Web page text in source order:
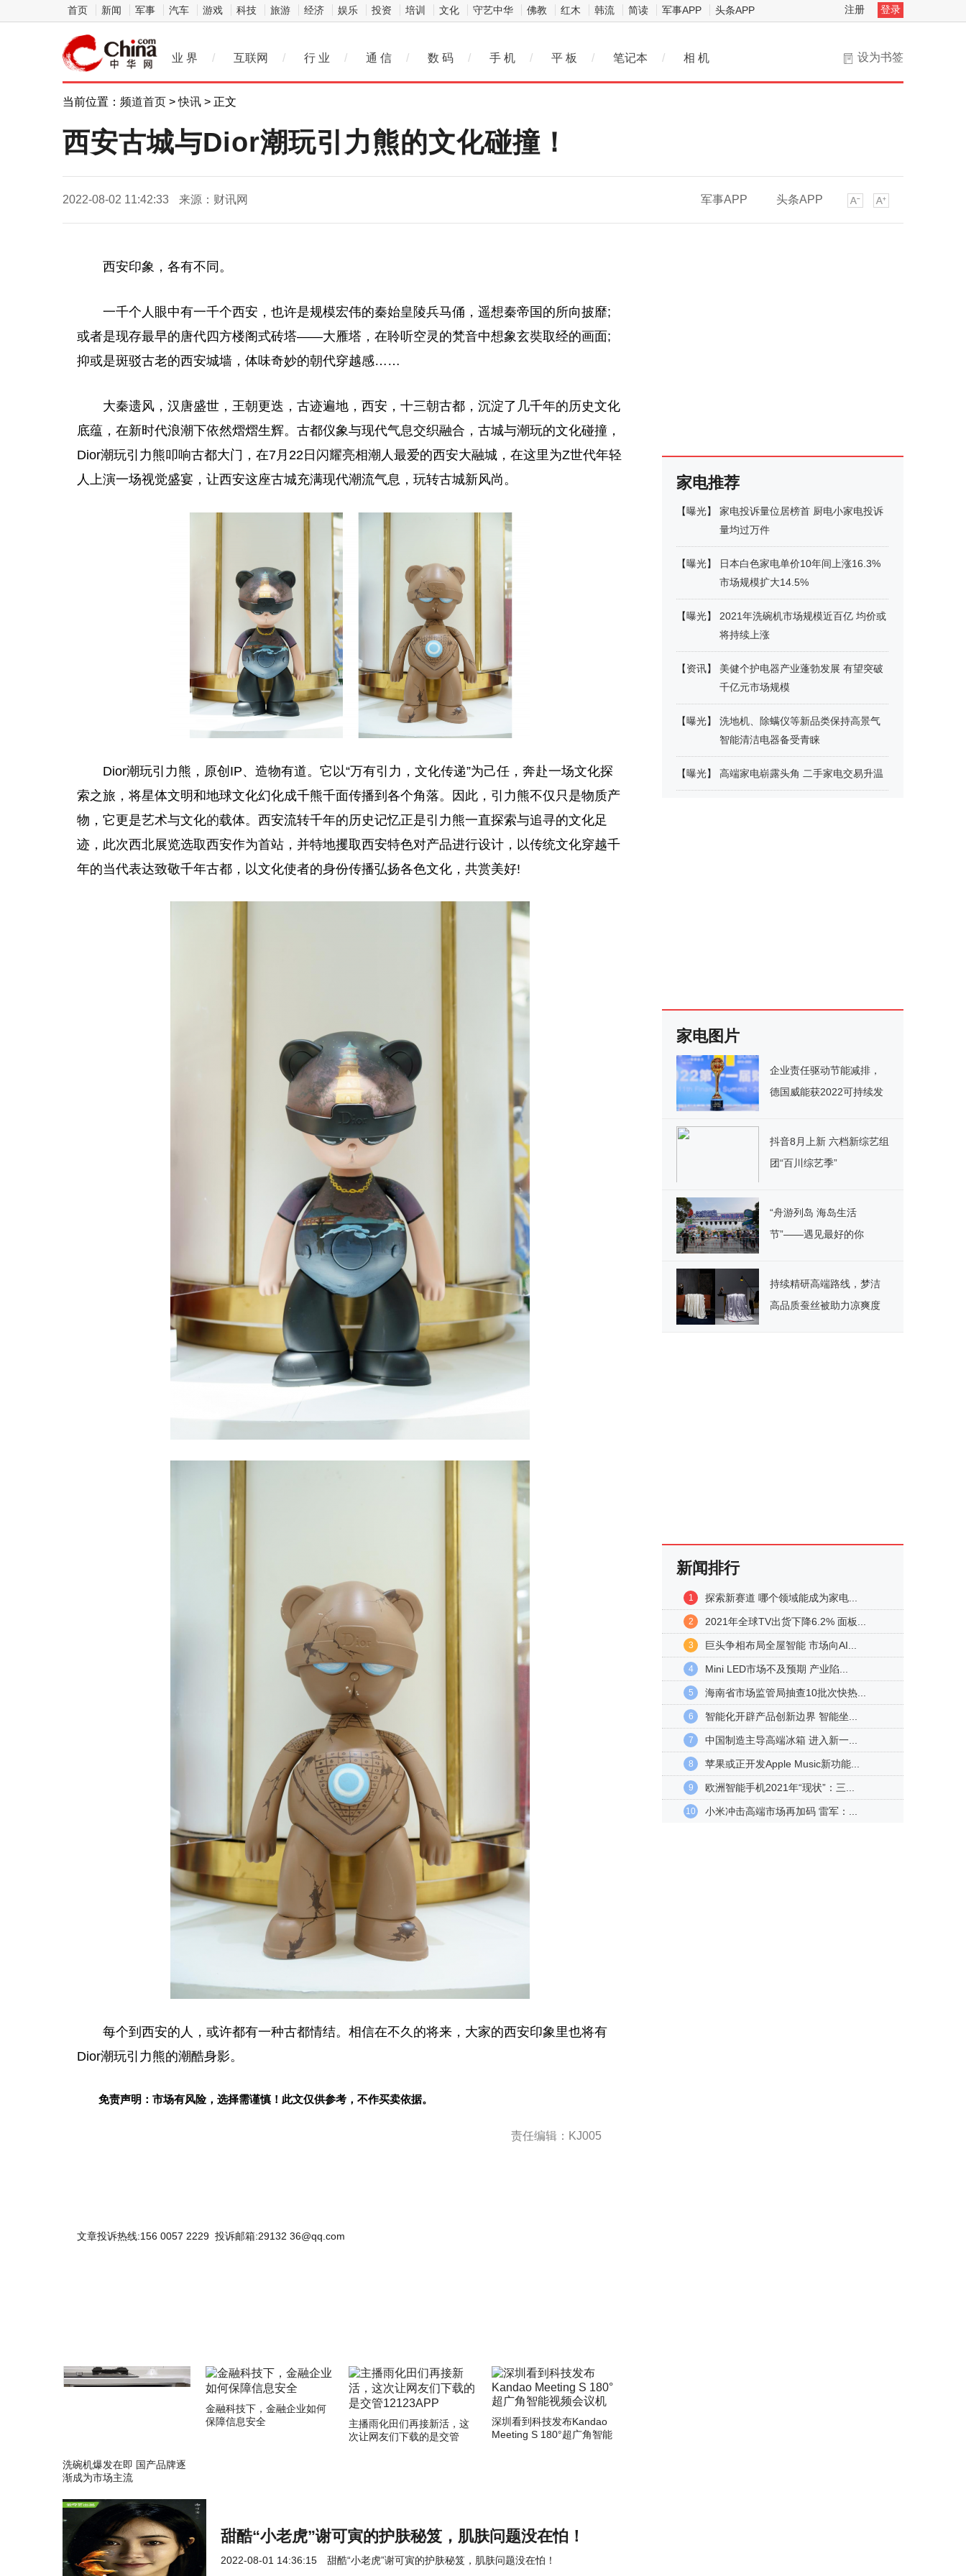
首页 新闻 军事 汽车 游戏 科技 旅游 经济 娱乐 投资 培训 文化 守艺中华 佛教 红木 韩流 简读 军事APP 头条APP 注册 登录
设为书签
业 界 / 互联网 / 行 业 / 通 信 / 数 码 / 手 机 / 平 板 / 笔记本 / 相 机
当前位置： 频道首页 >快讯 > 正文
西安古城与Dior潮玩引力熊的文化碰撞！
2022-08-02 11:42:33 来源：财讯网 军事APP 头条APP
西安印象，各有不同。
一千个人眼中有一千个西安，也许是规模宏伟的秦始皇陵兵马俑，遥想秦帝国的所向披靡;
或者是现存最早的唐代四方楼阁式砖塔——大雁塔，在聆听空灵的梵音中想象玄奘取经的画面;
抑或是斑驳古老的西安城墙，体味奇妙的朝代穿越感……
大秦遗风，汉唐盛世，王朝更迭，古迹遍地，西安，十三朝古都，沉淀了几千年的历史文化
底蕴，在新时代浪潮下依然熠熠生辉。古都仪象与现代气息交织融合，古城与潮玩的文化碰撞，
Dior潮玩引力熊叩响古都大门，在7月22日闪耀亮相潮人最爱的西安大融城，在这里为Z世代年轻
人上演一场视觉盛宴，让西安这座古城充满现代潮流气息，玩转古城新风尚。
Dior潮玩引力熊，原创IP、造物有道。它以“万有引力，文化传递”为己任，奔赴一场文化探
索之旅，将星体文明和地球文化幻化成千熊千面传播到各个角落。因此，引力熊不仅只是物质产
物，它更是艺术与文化的载体。西安流转千年的历史记忆正是引力熊一直探索与追寻的文化足
迹，此次西北展览选取西安作为首站，并特地攫取西安特色对产品进行设计，以传统文化穿越千
年的当代表达致敬千年古都，以文化使者的身份传播弘扬各色文化，共赏美好!
每个到西安的人，或许都有一种古都情结。相信在不久的将来，大家的西安印象里也将有
Dior潮玩引力熊的潮酷身影。
免责声明：市场有风险，选择需谨慎！此文仅供参考，不作买卖依据。
责任编辑：KJ005
文章投诉热线:156 0057 2229 投诉邮箱:29132 36@qq.com
洗碗机爆发在即 国产品牌逐
渐成为市场主流
金融科技下，金融企业如何
保障信息安全
主播雨化田们再接新活，这
次让网友们下载的是交管
深圳看到科技发布Kandao
Meeting S 180°超广角智能
甜酷“小老虎”谢可寅的护肤秘笈，肌肤问题没在怕！
2022-08-01 14:36:15 甜酷“小老虎”谢可寅的护肤秘笈，肌肤问题没在怕！
家电推荐
【曝光】
家电投诉量位居榜首 厨电小家电投诉
量均过万件
【曝光】
日本白色家电单价10年间上涨16.3%
市场规模扩大14.5%
【曝光】
2021年洗碗机市场规模近百亿 均价或
将持续上涨
【资讯】
美健个护电器产业蓬勃发展 有望突破
千亿元市场规模
【曝光】
洗地机、除螨仪等新品类保持高景气
智能清洁电器备受青睐
【曝光】 高端家电崭露头角 二手家电交易升温
家电图片
企业责任驱动节能减排，
德国威能获2022可持续发
抖音8月上新 六档新综艺组
团“百川综艺季”
“舟游列岛 海岛生活
节”——遇见最好的你
持续精研高端路线，梦洁
高品质蚕丝被助力凉爽度
新闻排行
1 探索新赛道 哪个领域能成为家电...
2 2021年全球TV出货下降6.2% 面板...
3 巨头争相布局全屋智能 市场向AI...
4 Mini LED市场不及预期 产业陷...
5 海南省市场监管局抽查10批次快热...
6 智能化开辟产品创新边界 智能坐...
7 中国制造主导高端冰箱 进入新一...
8 苹果或正开发Apple Music新功能...
9 欧洲智能手机2021年“现状”：三...
10 小米冲击高端市场再加码 雷军：...